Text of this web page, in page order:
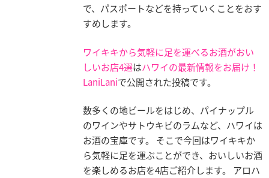
で、パスポートなどを持っていくことをおす
すめします。
ワイキキから気軽に足を運べるお酒がおい
しいお店4選はハワイの最新情報をお届け！
LaniLaniで公開された投稿です。
数多くの地ビールをはじめ、パイナップル
のワインやサトウキビのラムなど、ハワイは
お酒の宝庫です。 そこで今回はワイキキか
ら気軽に足を運ぶことができ、おいしいお酒
を楽しめるお店を4店ご紹介します。 アロハ